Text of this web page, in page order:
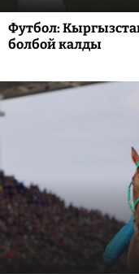
Футбол:
болбой калды